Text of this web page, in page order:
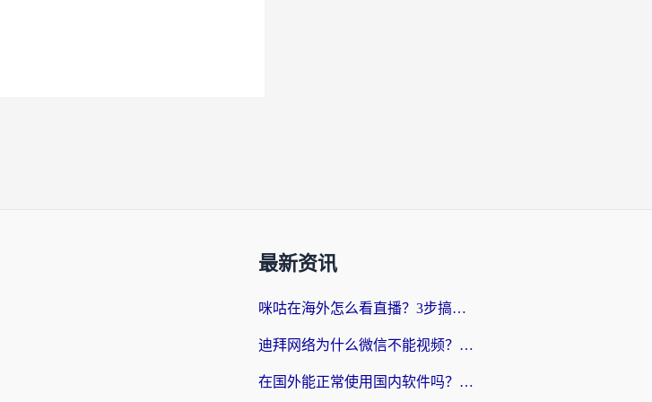
最新资讯
咪咕在海外怎么看直播？3步搞定地域限制，还能畅看腾讯视频与国内热剧
迪拜网络为什么微信不能视频？海外党必看的回国加速全攻略
在国外能正常使用国内软件吗？海外党亲测有效的无缝访问指南